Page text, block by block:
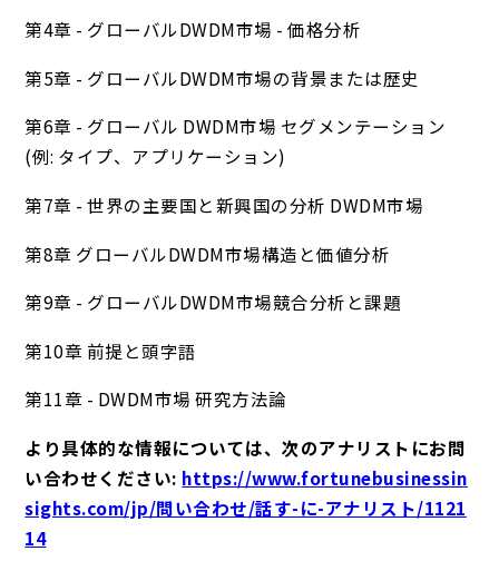
第4章 - グローバルDWDM市場 - 価格分析
第5章 - グローバルDWDM市場の背景または歴史
第6章 - グローバル DWDM市場 セグメンテーション
(例: タイプ、アプリケーション)
第7章 - 世界の主要国と新興国の分析 DWDM市場
第8章 グローバルDWDM市場構造と価値分析
第9章 - グローバルDWDM市場競合分析と課題
第10章 前提と頭字語
第11章 - DWDM市場 研究方法論
より具体的な情報については、次のアナリストにお問
い合わせください: https://www.fortunebusinessin
sights.com/jp/問い合わせ/話す-に-アナリスト/1121
14